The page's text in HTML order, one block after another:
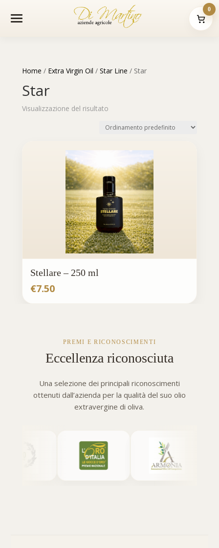
0
Home / Extra Virgin Oil / Star Line / Star
Star
Visualizzazione del risultato
Stellare – 250 ml
€7.50
PREMI E RICONOSCIMENTI
Eccellenza riconosciuta
Una selezione dei principali riconoscimenti
ottenuti dall’azienda per la qualità del suo olio
extravergine di oliva.